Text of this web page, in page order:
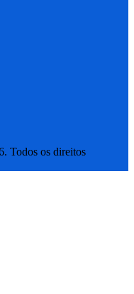
Todos os direitos